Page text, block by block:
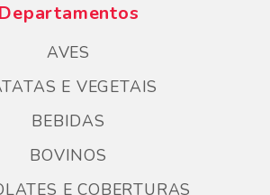
Departamentos
AVES
E VEGETAIS
BEBIDAS
BOVINOS
E COBERTURAS